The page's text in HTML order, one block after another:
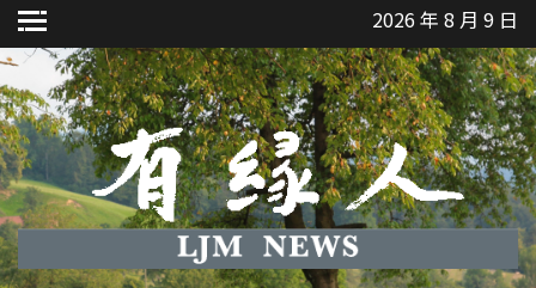
Skip
to
content
2026 年 8 月 9 日